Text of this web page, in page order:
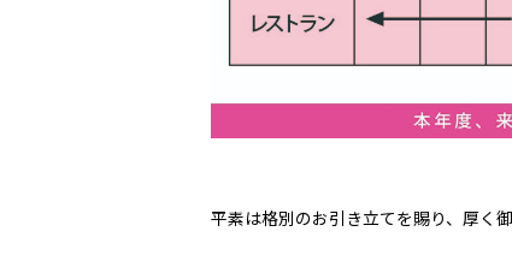
平素は格別のお引き立てを賜り、厚く